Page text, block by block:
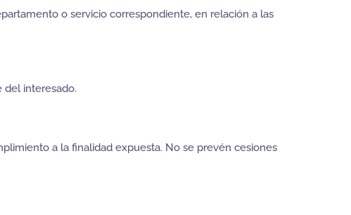
o servicio correspondiente, en relación a las
del interesado.
a la finalidad expuesta. No se prevén cesiones